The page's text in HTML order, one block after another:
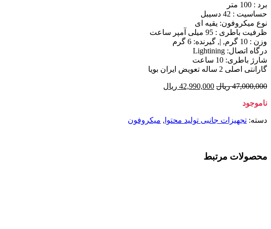
برد : 100 متر
حساسیت : 42 دسیبل
نوع میکروفون: یقیه ای
ظرفیت باطری : 95 میلی آمپر ساعت
وزن : 10 گرم, |, گیرنده: 6 گرم
درگاه اتصال: Lightining
شارژ باطری: 10 ساعت
گارانتی اصلی 2 ساله تعویض ایران بویا
47,000,000 ریال 42,990,000 ریال
ناموجود
دسته: تجهیزات جانبی تولید محتوا , میکروفون
محصولات مرتبط